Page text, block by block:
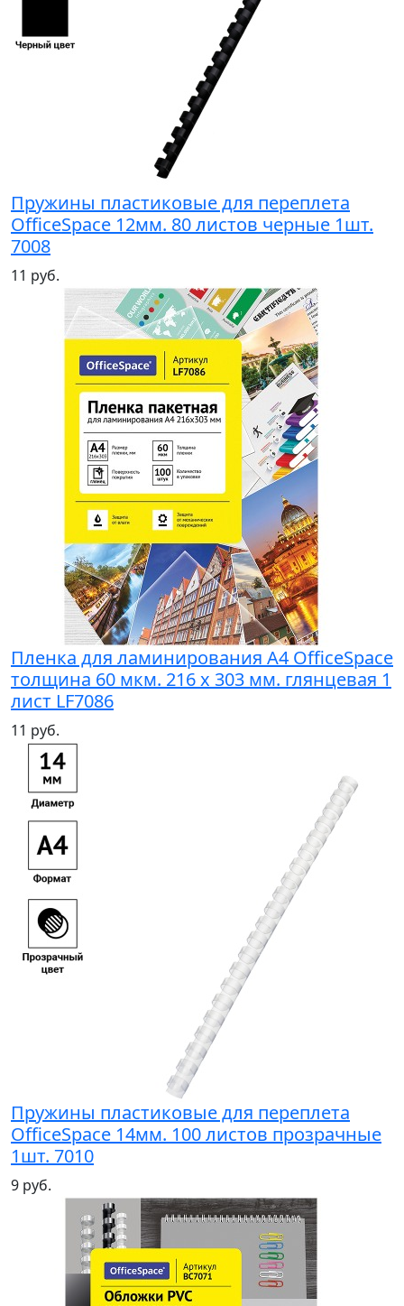
Пружины пластиковые для переплета
OfficeSpace 12мм. 80 листов черные 1шт.
7008
11 руб.
Пленка для ламинирования A4 OfficeSpace
толщина 60 мкм. 216 х 303 мм. глянцевая 1
лист LF7086
11 руб.
Пружины пластиковые для переплета
OfficeSpace 14мм. 100 листов прозрачные
1шт. 7010
9 руб.